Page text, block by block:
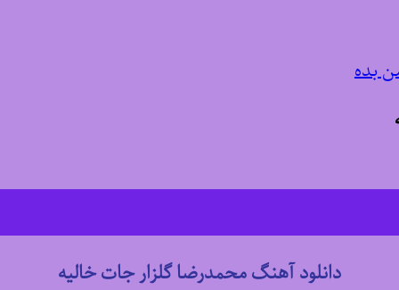
بده
دانلود آهنگ محمدرضا گلزار جات خالیه